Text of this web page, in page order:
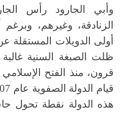
وأبي الجارود رأس
الزنادقة، وغيرهم،
أولى الدويلات المستقلة
ظلت الصبغة السنية غالبة
قرون، منذ الفتح
هذه الدولة نقطة تحول